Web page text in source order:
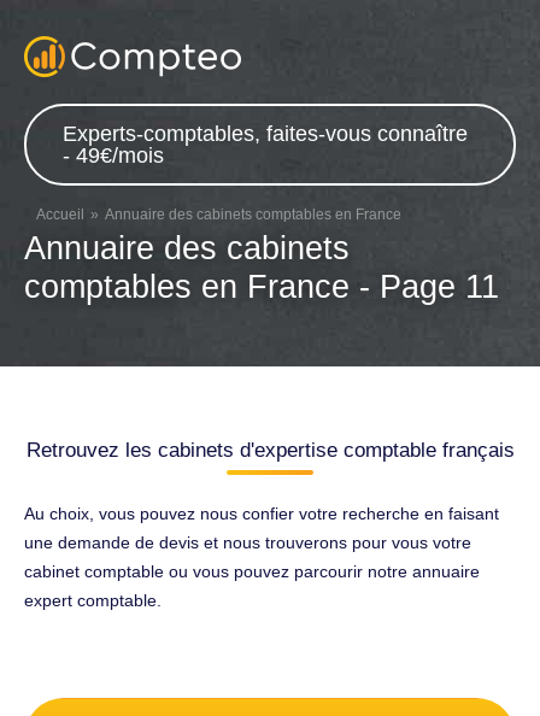
Experts-comptables, faites-vous connaître
- 49€/mois
Accueil Annuaire des cabinets comptables en France
Annuaire des cabinets
comptables en France - Page 11
Retrouvez les cabinets d'expertise comptable français
Au choix, vous pouvez nous confier votre recherche en faisant
une demande de devis et nous trouverons pour vous votre
cabinet comptable ou vous pouvez parcourir notre annuaire
expert comptable.